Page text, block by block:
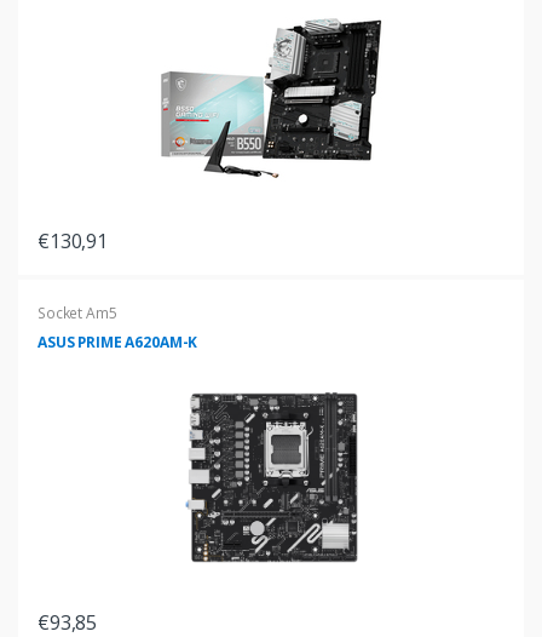
€130,91
Socket Am5
ASUS PRIME A620AM-K
€93,85